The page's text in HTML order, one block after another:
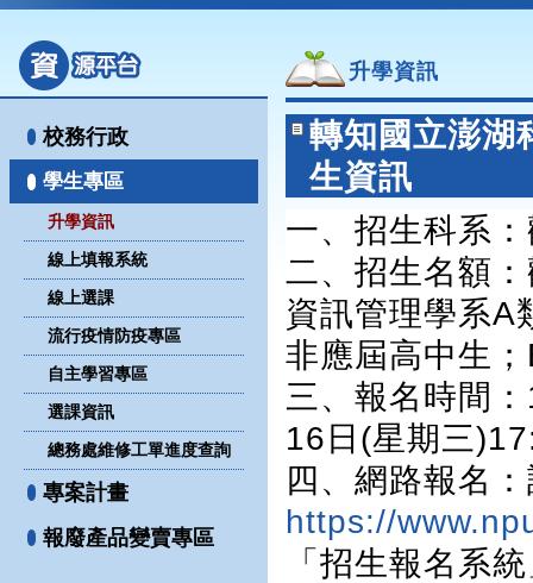
校務行政
學生專區
升學資訊
線上填報系統
線上選課
流行疫情防疫專區
自主學習專區
選課資訊
總務處維修工單進度查詢
專案計畫
報廢產品變賣專區
升學資訊
轉知國立澎湖
生資訊
一、招生科系
二、招生名額
資訊管理學系A
非應屆高中生
三、報名時間
16日(星期三
四、網路報名
https://
「招生報名系